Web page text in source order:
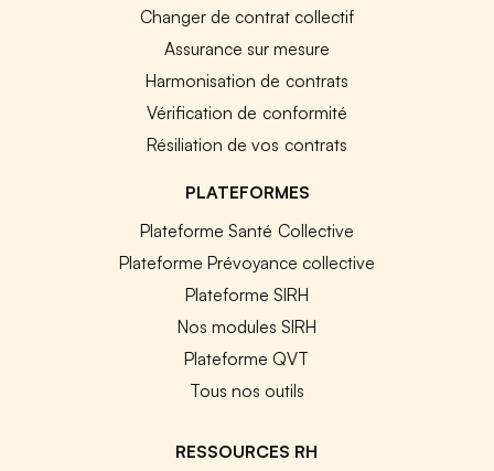
Changer de contrat collectif
Assurance sur mesure
Harmonisation de contrats
Vérification de conformité
Résiliation de vos contrats
PLATEFORMES
Plateforme Santé Collective
Plateforme Prévoyance collective
Plateforme SIRH
Nos modules SIRH
Plateforme QVT
Tous nos outils
RESSOURCES RH